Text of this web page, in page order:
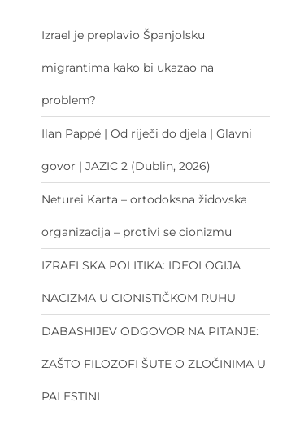
Izrael je preplavio Španjolsku
migrantima kako bi ukazao na
problem?
Ilan Pappé | Od riječi do djela | Glavni
govor | JAZIC 2 (Dublin, 2026)
Neturei Karta – ortodoksna židovska
organizacija – protivi se cionizmu
IZRAELSKA POLITIKA: IDEOLOGIJA
NACIZMA U CIONISTIČKOM RUHU
DABASHIJEV ODGOVOR NA PITANJE:
ZAŠTO FILOZOFI ŠUTE O ZLOČINIMA U
PALESTINI